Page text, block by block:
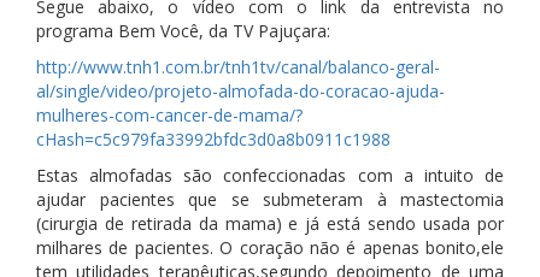
Segue abaixo, o vídeo com o link da entrevista no
programa Bem Você, da TV Pajuçara:
http://www.tnh1.com.br/tnh1tv/canal/balanco-geral-
al/single/video/projeto-almofada-do-coracao-ajuda-
mulheres-com-cancer-de-mama/?
cHash=c5c979fa33992bfdc3d0a8b0911c1988
Estas almofadas são confeccionadas com a intuito de
ajudar pacientes que se submeteram à mastectomia
(cirurgia de retirada da mama) e já está sendo usada por
milhares de pacientes. O coração não é apenas bonito,ele
tem utilidades terapêuticas,segundo depoimento de uma